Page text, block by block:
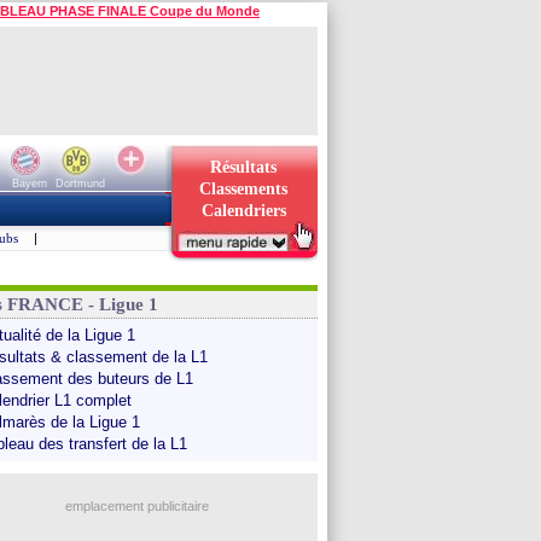
PHASE FINALE Coupe du Monde
Bayern
Dortmund
Résultats
Classements
Calendriers
|
FRANCE - Ligue 1
de la Ligue 1
& classement de la L1
des buteurs de L1
L1 complet
de la Ligue 1
des transfert de la L1
emplacement publicitaire